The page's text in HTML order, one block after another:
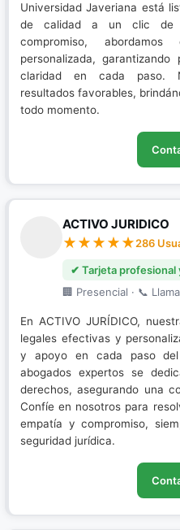
Universidad Javeriana está
de calidad a un clic de
compromiso,
personalizada,
claridad en cada paso.
resultados favorables,
todo momento.
ACTIVO JURIDICO
286
✔ Tarjeta
🏢 Presencial · 📞
En ACTIVO JURÍDICO,
legales efectivas y
y apoyo en cada paso
abogados expertos se
derechos, asegurando una
Confíe en nosotros para
empatía y compromiso,
seguridad jurídica.